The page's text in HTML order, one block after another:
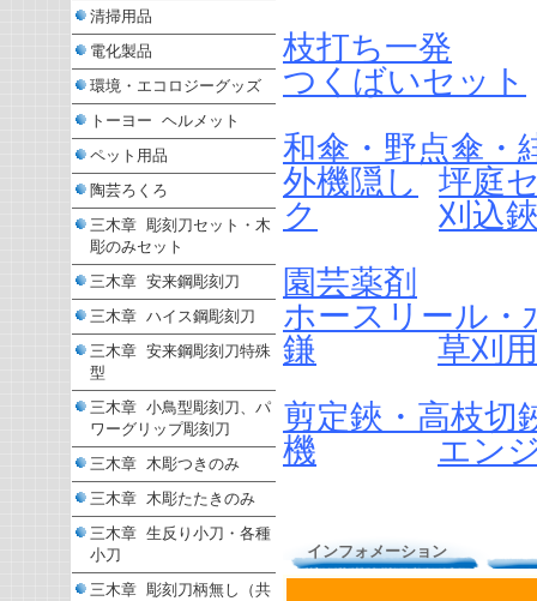
清掃用品
電化製品
環境・エコロジーグッズ
トーヨー ヘルメット
ペット用品
陶芸ろくろ
三木章 彫刻刀セット・木
彫のみセット
三木章 安来鋼彫刻刀
三木章 ハイス鋼彫刻刀
三木章 安来鋼彫刻刀特殊
型
三木章 小鳥型彫刻刀、パ
ワーグリップ彫刻刀
三木章 木彫つきのみ
三木章 木彫たたきのみ
三木章 生反り小刀・各種
小刀
三木章 彫刻刀柄無し（共
枝打ち一発
つくばいセット
和傘・野点傘・
外機隠し
坪庭
ク
刈込
園芸薬剤
ホースリール・
鎌
草刈
剪定鋏・高枝切
機
エン
インフォメーション